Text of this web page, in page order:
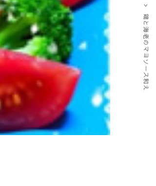
鶏と海老のマヨソース和え